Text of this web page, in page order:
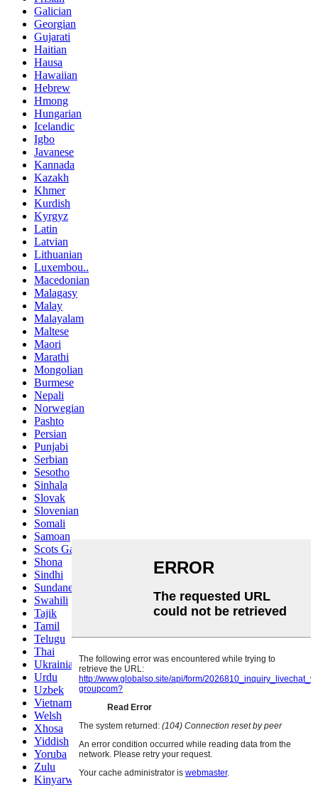
Galician
Georgian
Gujarati
Haitian
Hausa
Hawaiian
Hebrew
Hmong
Hungarian
Icelandic
Igbo
Javanese
Kannada
Kazakh
Khmer
Kurdish
Kyrgyz
Latin
Latvian
Lithuanian
Luxembou..
Macedonian
Malagasy
Malay
Malayalam
Maltese
Maori
Marathi
Mongolian
Burmese
Nepali
Norwegian
Pashto
Persian
Punjabi
Serbian
Sesotho
Sinhala
Slovak
Slovenian
Somali
Samoan
Scots Gaelic
Shona
Sindhi
Sundanese
Swahili
Tajik
Tamil
Telugu
Thai
Ukrainian
Urdu
Uzbek
Vietnamese
Welsh
Xhosa
Yiddish
Yoruba
Zulu
Kinyarwanda